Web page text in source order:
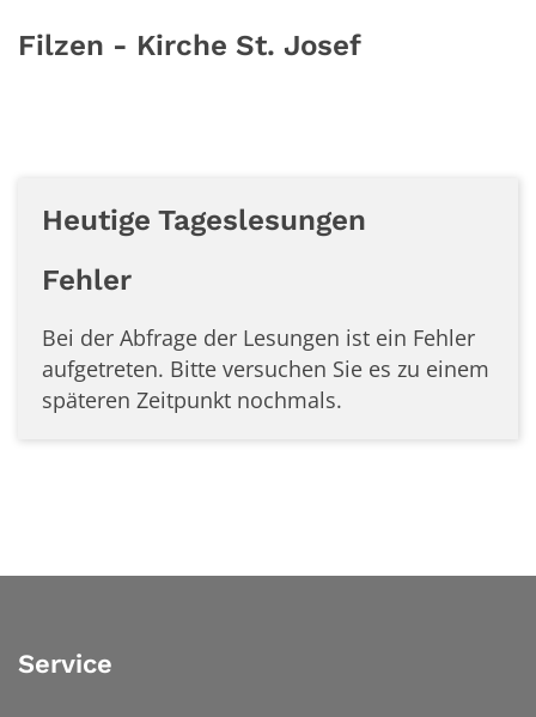
Filzen - Kirche St. Josef
Heutige Tageslesungen
Fehler
Bei der Abfrage der Lesungen ist ein Fehler
aufgetreten. Bitte versuchen Sie es zu einem
späteren Zeitpunkt nochmals.
Service